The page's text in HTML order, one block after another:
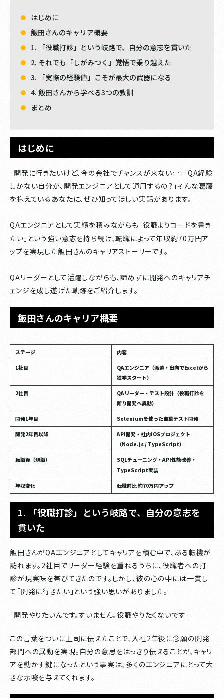
はじめに
飯田さんのキャリア概要
1. 「役職打診」という岐路で、自分の意志を貫いた
2. それでも「しがみつく」覚悟で乗り越えた
3. 「実際の経験値」こそが最大の武器になる
4. 飯田さんから学べる3つの教訓
まとめ
はじめに
「開発に行きたいけど、今の会社でチャンスが来ない…」「QA経験
しかない自分が、開発エンジニアとして通用するの？」そんな葛藤
を抱えているあなたに、ぜひ知ってほしい実話があります。
QAエンジニアとして実績を積みながらも「役職よりコードを書き
たい」という強い意志を持ち続け、転職によって年収約70万円ア
ップを実現した飯田さんのキャリアストーリーです。
QAリーダーとして活躍しながらも、諦めずに開発へのキャリアチ
ェンジを成し遂げた軌跡をご紹介します。
飯田さんのキャリア概要
ステージ 内容
1社目
QAエンジニア（派遣・出向でExcelから
独学スタート）
2社目
QAリーダー・テスト設計（役職打診を
断り開発へ異動）
開発1年目 Seleniumを使った自動テスト開発
開発2年目以降
API開発・社内iOSプロジェクト
（Node.js / TypeScript）
転職後（現職）
SQLチューニング・API性能改善・
TypeScript実装
年収変化 転職前比 約70万円アップ
1. 「役職打診」という岐路で、自分の意志を
貫いた
飯田さんがQAエンジニアとしてキャリアを積む中で、ある転機が
訪れます。2社目でリーダー経験を重ねるうちに、役職者への打
診が現実味を帯びてきたのです。しかし、彼の心の中には一貫し
て「開発に行きたい」という強い思いがありました。
「開発やりたいんです。すいません。役職やりたくないです」
この言葉をついに上司に伝えたことで、入社2年後に念願の開発
部門への異動を実現。自分の意思をはっきり伝えることが、キャリ
アを動かす鍵になったという事実は、多くのエンジニアにとって大
きな示唆を与えてくれます。